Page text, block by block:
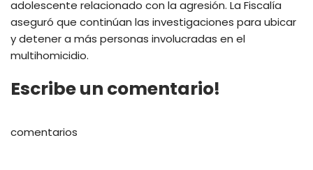
adolescente relacionado con la agresión. La Fiscalía
aseguró que continúan las investigaciones para ubicar
y detener a más personas involucradas en el
multihomicidio.
Escribe un comentario!
comentarios